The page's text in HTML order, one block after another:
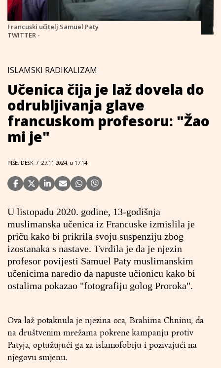
Francuski učitelj Samuel Paty
TWITTER -
ISLAMSKI RADIKALIZAM
Učenica čija je laž dovela do
odrubljivanja glave
francuskom profesoru: "Žao
mi je"
PIŠE: DESK / 27.11.2024. u 17:14
U listopadu 2020. godine, 13-godišnja
muslimanska učenica iz Francuske izmislila je
priču kako bi prikrila svoju suspenziju zbog
izostanaka s nastave. Tvrdila je da je njezin
profesor povijesti Samuel Paty muslimanskim
učenicima naredio da napuste učionicu kako bi
ostalima pokazao "fotografiju golog Proroka".
Ova laž potaknula je njezina oca, Brahima Chninu, da
na društvenim mrežama pokrene kampanju protiv
Patyja, optužujući ga za islamofobiju i pozivajući na
njegovu smjenu.